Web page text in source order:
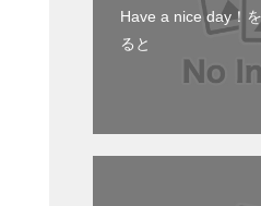
Have a nice day！
ると